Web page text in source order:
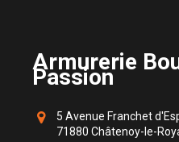
Armurerie
Passion
5 Avenue Franchet
71880 Châtenoy-le-